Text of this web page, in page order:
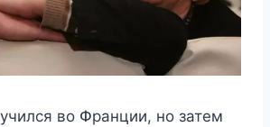
вο Փранции, нο затем